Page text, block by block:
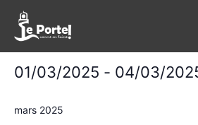
Évènements
01/03/2025 - 04/03/
une
mars 2025